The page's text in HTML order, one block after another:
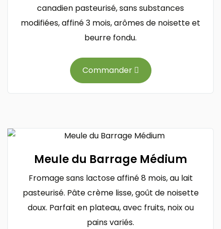
canadien pasteurisé, sans substances
modifiées, affiné 3 mois, arômes de noisette et
beurre fondu.
Commander
Meule du Barrage Médium
Fromage sans lactose affiné 8 mois, au lait
pasteurisé. Pâte crème lisse, goût de noisette
doux. Parfait en plateau, avec fruits, noix ou
pains variés.